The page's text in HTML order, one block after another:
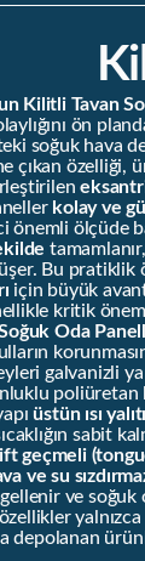
Kilitli Tavan
ön
soğuk hava
çıkan özelliği,
kolay ve
önemli ölçüde
Bu pratiklik
için büyük
kritik
Oda
galvanizli
üstün ısı
sabit
geçmeli
ve su
ve soğuk
yalnızca
depolanan